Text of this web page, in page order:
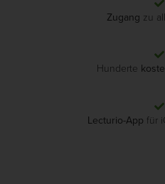
Zugang zu
Hunderte
Lecturio-App für